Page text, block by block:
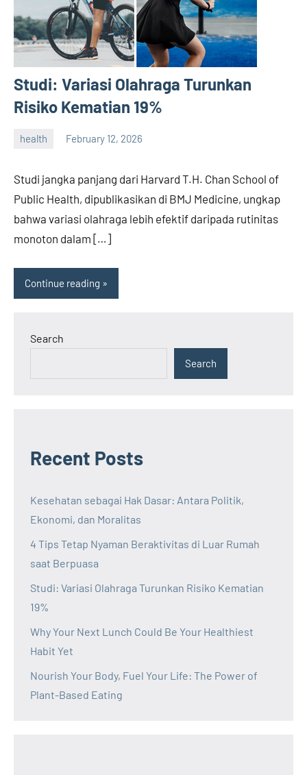
Studi: Variasi Olahraga Turunkan
Risiko Kematian 19%
health February 12, 2026
Studi jangka panjang dari Harvard T.H. Chan School of
Public Health, dipublikasikan di BMJ Medicine, ungkap
bahwa variasi olahraga lebih efektif daripada rutinitas
monoton dalam […]
Continue reading
Search
Search
Recent Posts
Kesehatan sebagai Hak Dasar: Antara Politik,
Ekonomi, dan Moralitas
4 Tips Tetap Nyaman Beraktivitas di Luar Rumah
saat Berpuasa
Studi: Variasi Olahraga Turunkan Risiko Kematian
19%
Why Your Next Lunch Could Be Your Healthiest
Habit Yet
Nourish Your Body, Fuel Your Life: The Power of
Plant-Based Eating